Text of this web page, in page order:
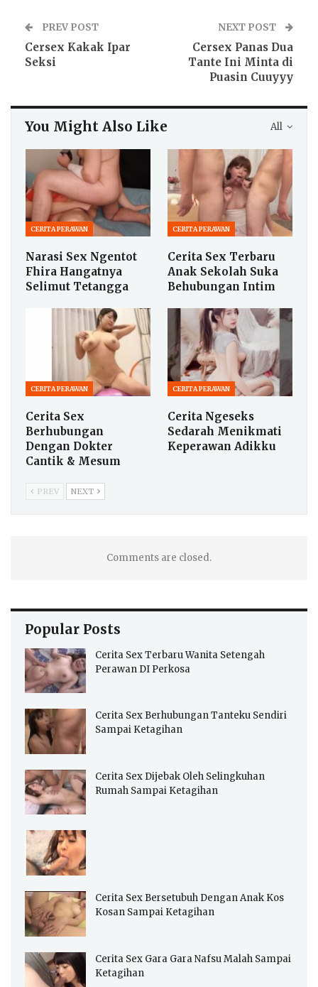
PREV POST
Cersex Kakak Ipar
Seksi
NEXT POST
Cersex Panas Dua
Tante Ini Minta di
Puasin Cuuyyy
All
You Might Also Like
CERITA PERAWAN
Narasi Sex Ngentot
Fhira Hangatnya
Selimut Tetangga
CERITA PERAWAN
Cerita Sex Terbaru
Anak Sekolah Suka
Behubungan Intim
CERITA PERAWAN
Cerita Sex
Berhubungan
Dengan Dokter
Cantik & Mesum
CERITA PERAWAN
Cerita Ngeseks
Sedarah Menikmati
Keperawan Adikku
PREV NEXT
Comments are closed.
Popular Posts
Cerita Sex Terbaru Wanita Setengah
Perawan DI Perkosa
Cerita Sex Berhubungan Tanteku Sendiri
Sampai Ketagihan
Cerita Sex Dijebak Oleh Selingkuhan
Rumah Sampai Ketagihan
Cerita Sex Bersetubuh Dengan Anak Kos
Kosan Sampai Ketagihan
Cerita Sex Gara Gara Nafsu Malah Sampai
Ketagihan